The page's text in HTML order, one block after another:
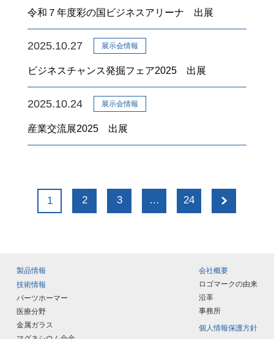
令和７年度彩の国ビジネスアリーナ 出展
2025.10.27 展示会情報
ビジネスチャンス発掘フェア2025 出展
2025.10.24 展示会情報
産業交流展2025 出展
1 2 3 … 24
製品情報
技術情報
パーツホーマー
医療分野
金属ガラス
会社概要
ロゴマークの由来
沿革
事務所
個人情報保護方針